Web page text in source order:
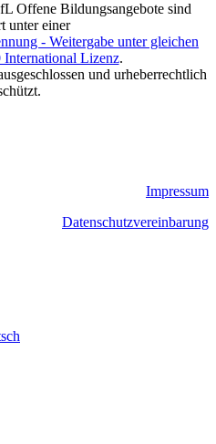
Offene Bildungsangebote sind
unter einer
- Weitergabe unter gleichen
International Lizenz.
und urheberrechtlich
Impressum
Datenschutzvereinbarung